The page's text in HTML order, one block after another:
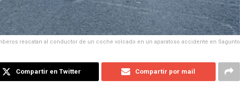
rescatan al conductor de un coche volcado en un aparatoso accidente en Sagunto
Compartir en Twitter Compartir por mail